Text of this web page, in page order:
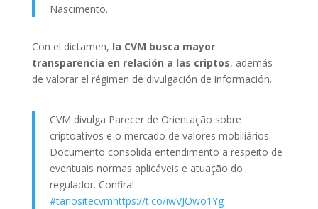
Nascimento.
Con el dictamen, la CVM busca mayor
transparencia en relación a las criptos, además
de valorar el régimen de divulgación de información.
CVM divulga Parecer de Orientação sobre
criptoativos e o mercado de valores mobiliários.
Documento consolida entendimento a respeito de
eventuais normas aplicáveis e atuação do
regulador. Confira!
#tanositecvmhttps://t.co/iwVJOwo1Yg